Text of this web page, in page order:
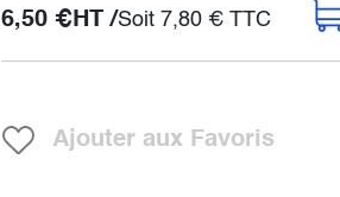
6,50€ HT /Soit 7,80€TTC
Ajouter aux Favoris